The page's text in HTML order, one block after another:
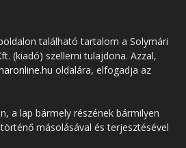
található tartalom a Solymári
(kiadó) szellemi tulajdona. Azzal,
oldalára, elfogadja az
a lap bármely részének bármilyen
másolásával és terjesztésével